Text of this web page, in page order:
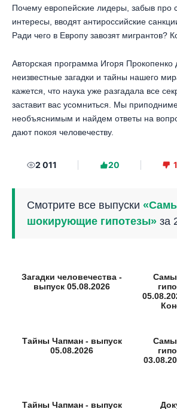
Почему европейские лидеры, забыв про
интересы, вводят антироссийские
Ради чего в Европу завозят мигрантов?
Авторская программа Игоря Прокопенко
неизвестные загадки и тайны нашего
кажется, что наука уже разгадала все
заставит вас усомниться. Мы
необъяснимым и найдем ответы на
дают покоя человечеству.
2 011 20 1
Смотрите все выпуски
шокирующие гипотезы» за
Загадки человечества -
выпуск 05.08.2026
Тайны Чапман - выпуск
05.08.2026
Тайны Чапман - выпуск